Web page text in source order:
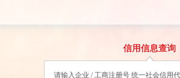
信用信息查询